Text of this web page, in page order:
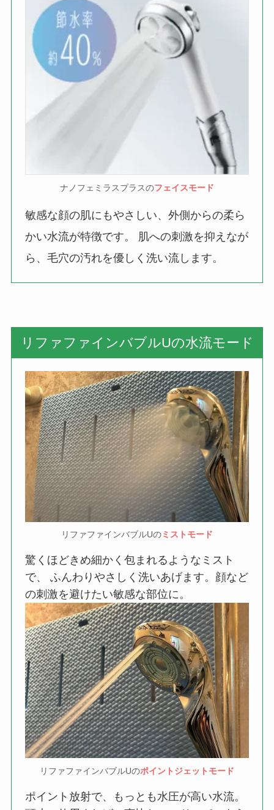
ナノフェミラスプラスのフェイスモード
敏感な顔の肌にもやさしい、外側からの柔ら
かい水流が特徴です。 肌への刺激を抑えなが
ら、毛穴の汚れを優しく洗い流します。
リファファインバブルUの水流モード
リファファインバブルUのミストモード
驚くほどきめ細かく包まれるようなミスト
で、 ふんわりやさしく洗いあげます。顔など
の刺激を避けたい敏感な部位に。
リファファインバブルUのポイントジェットモード
ポイント放射で、もっとも水圧が高い水流。